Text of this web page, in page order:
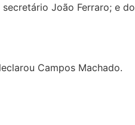
João Ferraro; e do
Campos Machado.